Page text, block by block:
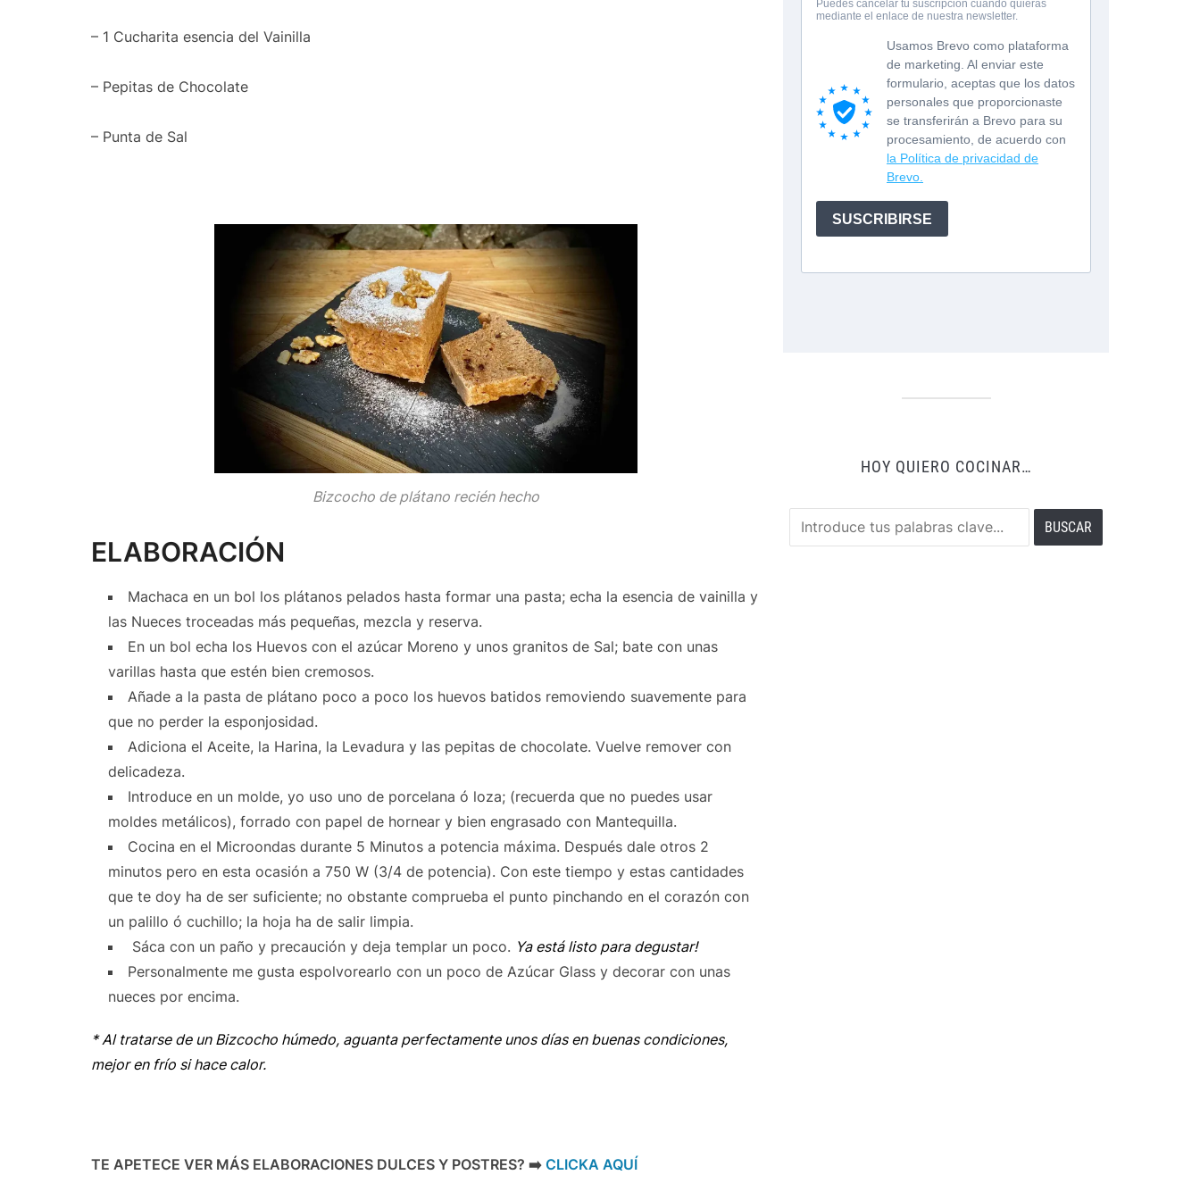
– 1 Cucharita esencia del Vainilla
– Pepitas de Chocolate
– Punta de Sal
Bizcocho de plátano recién hecho
ELABORACIÓN
Machaca en un bol los plátanos pelados hasta formar una pasta; echa la esencia de vainilla y
las Nueces troceadas más pequeñas, mezcla y reserva.
En un bol echa los Huevos con el azúcar Moreno y unos granitos de Sal; bate con unas
varillas hasta que estén bien cremosos.
Añade a la pasta de plátano poco a poco los huevos batidos removiendo suavemente para
que no perder la esponjosidad.
Adiciona el Aceite, la Harina, la Levadura y las pepitas de chocolate. Vuelve remover con
delicadeza.
Introduce en un molde, yo uso uno de porcelana ó loza; (recuerda que no puedes usar
moldes metálicos), forrado con papel de hornear y bien engrasado con Mantequilla.
Cocina en el Microondas durante 5 Minutos a potencia máxima. Después dale otros 2
minutos pero en esta ocasión a 750 W (3/4 de potencia). Con este tiempo y estas cantidades
que te doy ha de ser suficiente; no obstante comprueba el punto pinchando en el corazón con
un palillo ó cuchillo; la hoja ha de salir limpia.
Sáca con un paño y precaución y deja templar un poco. Ya está listo para degustar!
Personalmente me gusta espolvorearlo con un poco de Azúcar Glass y decorar con unas
nueces por encima.
* Al tratarse de un Bizcocho húmedo, aguanta perfectamente unos días en buenas condiciones,
mejor en frío si hace calor.
TE APETECE VER MÁS ELABORACIONES DULCES Y POSTRES? ➡️ CLICKA AQUÍ
HOY QUIERO COCINAR…